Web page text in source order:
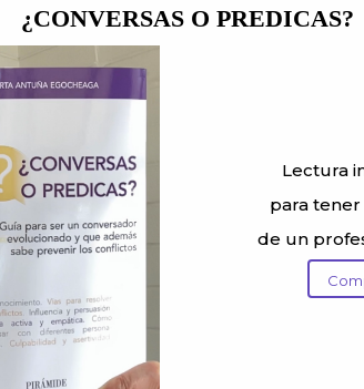
¿CONVERSAS O PREDICAS?
Lectura
para
de un